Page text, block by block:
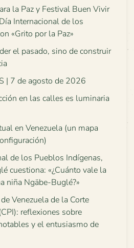
la Paz y Festival Buen Vivir
Internacional de los
«Grito por la Paz»
el pasado, sino de construir
| 7 de agosto de 2026
en las calles es luminaria
en Venezuela (un mapa
de los Pueblos Indígenas,
cuestiona: «¿Cuánto vale la
niña Ngäbe-Buglé?»
Venezuela de la Corte
reflexiones sobre
y el entusiasmo de